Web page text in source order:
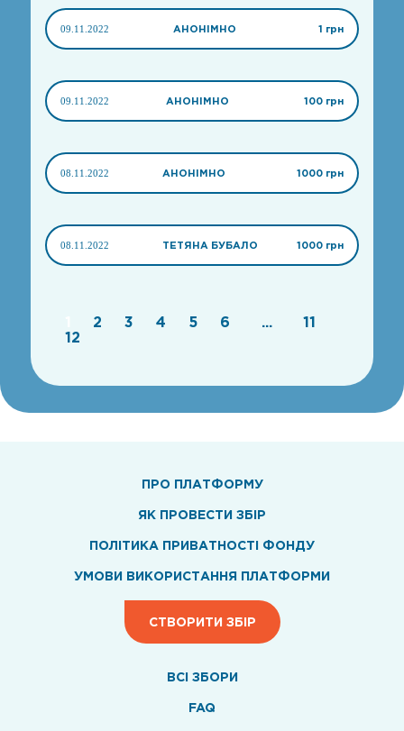
09.11.2022 АНОНІМНО 1 грн
09.11.2022 АНОНІМНО 100 грн
08.11.2022 АНОНІМНО 1000 грн
08.11.2022 ТЕТЯНА БУБАЛО 1000 грн
2 3 4 5 6 ...
11
12
ПРО ПЛАТФОРМУ
ЯК ПРОВЕСТИ ЗБІР
ПОЛІТИКА ПРИВАТНОСТІ ФОНДУ
УМОВИ ВИКОРИСТАННЯ ПЛАТФОРМИ
СТВОРИТИ ЗБІР
ВСI ЗБОРИ
FAQ